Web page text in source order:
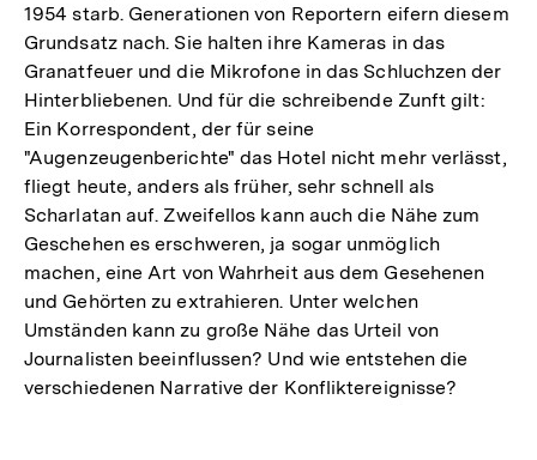
1954 starb. Generationen von Reportern eifern diesem
Grundsatz nach. Sie halten ihre Kameras in das
Granatfeuer und die Mikrofone in das Schluchzen der
Hinterbliebenen. Und für die schreibende Zunft gilt:
Ein Korrespondent, der für seine
"Augenzeugenberichte" das Hotel nicht mehr verlässt,
fliegt heute, anders als früher, sehr schnell als
Scharlatan auf. Zweifellos kann auch die Nähe zum
Geschehen es erschweren, ja sogar unmöglich
machen, eine Art von Wahrheit aus dem Gesehenen
und Gehörten zu extrahieren. Unter welchen
Umständen kann zu große Nähe das Urteil von
Journalisten beeinflussen? Und wie entstehen die
verschiedenen Narrative der Konfliktereignisse?